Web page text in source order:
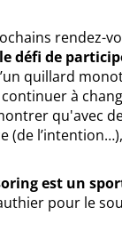
rendez-
le défi de
quillard
à
qu'avec
(de
est un
pour le